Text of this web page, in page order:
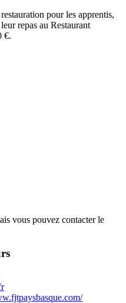
pour les apprentis,
repas au Restaurant
€.
vous pouvez contacter le